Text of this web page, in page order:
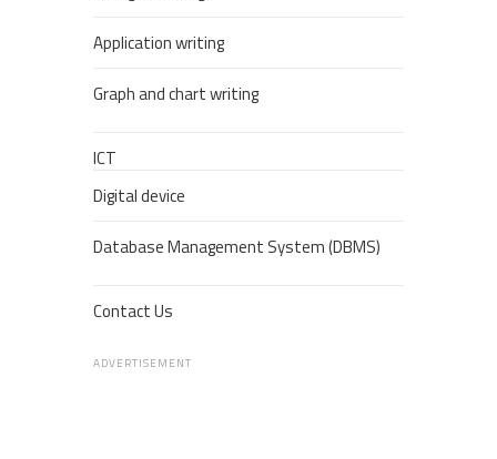
Application writing
Graph and chart writing
ICT
Digital device
Database Management System (DBMS)
Contact Us
ADVERTISEMENT